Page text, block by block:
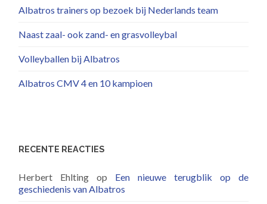
Albatros trainers op bezoek bij Nederlands team
Naast zaal- ook zand- en grasvolleybal
Volleyballen bij Albatros
Albatros CMV 4 en 10 kampioen
RECENTE REACTIES
Herbert Ehlting op Een nieuwe terugblik op de
geschiedenis van Albatros